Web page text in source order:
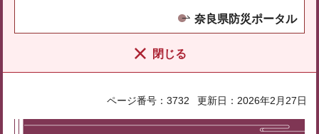
奈良県防災ポータル
閉じる
ページ番号：3732 更新日：2026年2月27日